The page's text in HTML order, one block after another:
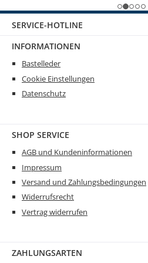
SERVICE-HOTLINE
INFORMATIONEN
Bastelleder
Cookie Einstellungen
Datenschutz
SHOP SERVICE
AGB und Kundeninformationen
Impressum
Versand und Zahlungsbedingungen
Widerrufsrecht
Vertrag widerrufen
ZAHLUNGSARTEN